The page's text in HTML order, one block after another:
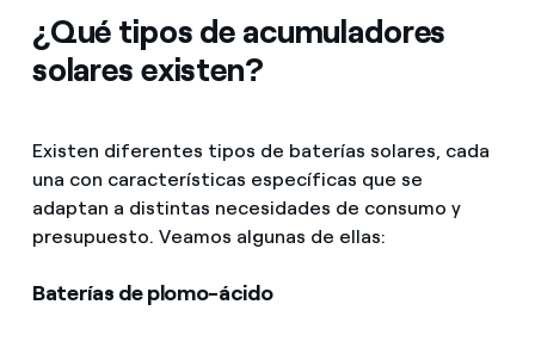
¿Qué tipos de acumuladores
solares existen?
Existen diferentes tipos de baterías solares, cada
una con características específicas que se
adaptan a distintas necesidades de consumo y
presupuesto. Veamos algunas de ellas:
Baterías de plomo-ácido